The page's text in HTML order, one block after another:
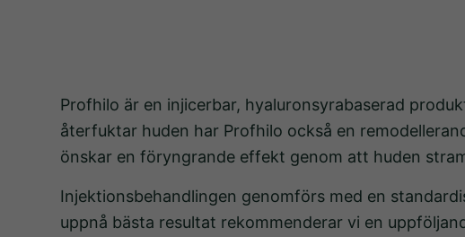
Profhilo är en injicerbar, hyaluronsyrabaserad
återfuktar huden har Profhilo också en
önskar en föryngrande effekt genom att huden
Injektionsbehandlingen genomförs med en
uppnå bästa resultat rekommenderar vi en